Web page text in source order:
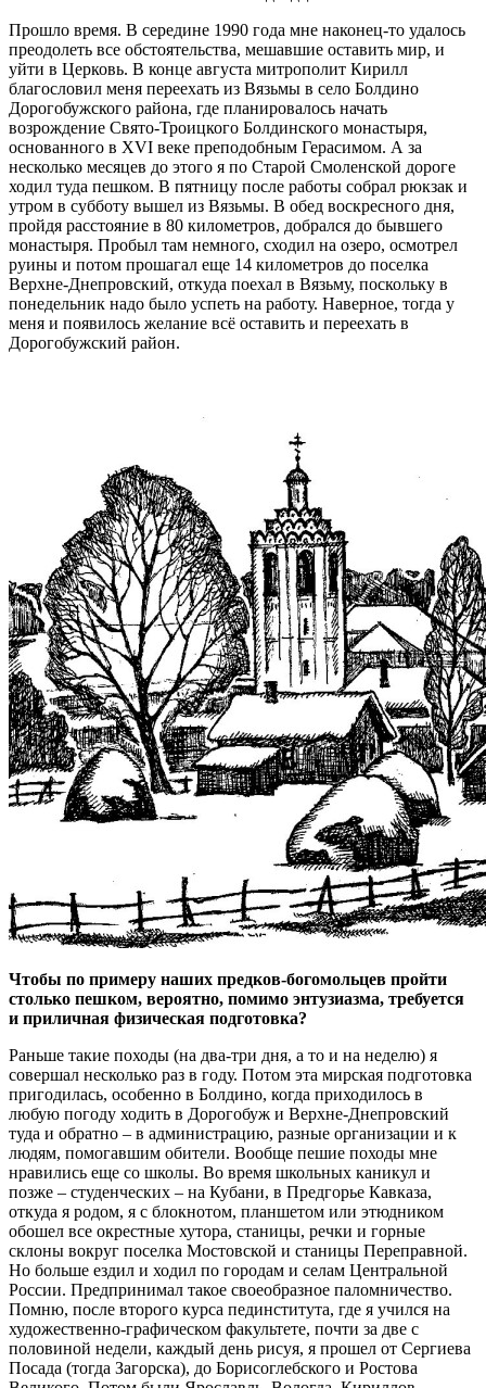
Прошло время. В середине 1990 года мне наконец-то удалось
преодолеть все обстоятельства, мешавшие оставить мир, и
уйти в Церковь. В конце августа митрополит Кирилл
благословил меня переехать из Вязьмы в село Болдино
Дорогобужского района, где планировалось начать
возрождение Свято-Троицкого Болдинского монастыря,
основанного в XVI веке преподобным Герасимом. А за
несколько месяцев до этого я по Старой Смоленской дороге
ходил туда пешком. В пятницу после работы собрал рюкзак и
утром в субботу вышел из Вязьмы. В обед воскресного дня,
пройдя расстояние в 80 километров, добрался до бывшего
монастыря. Пробыл там немного, сходил на озеро, осмотрел
руины и потом прошагал еще 14 километров до поселка
Верхне-Днепровский, откуда поехал в Вязьму, поскольку в
понедельник надо было успеть на работу. Наверное, тогда у
меня и появилось желание всё оставить и переехать в
Дорогобужский район.
Чтобы по примеру наших предков-богомольцев пройти
столько пешком, вероятно, помимо энтузиазма, требуется
и приличная физическая подготовка?
Раньше такие походы (на два-три дня, а то и на неделю) я
совершал несколько раз в году. Потом эта мирская подготовка
пригодилась, особенно в Болдино, когда приходилось в
любую погоду ходить в Дорогобуж и Верхне-Днепровский
туда и обратно – в администрацию, разные организации и к
людям, помогавшим обители. Вообще пешие походы мне
нравились еще со школы. Во время школьных каникул и
позже – студенческих – на Кубани, в Предгорье Кавказа,
откуда я родом, я с блокнотом, планшетом или этюдником
обошел все окрестные хутора, станицы, речки и горные
склоны вокруг поселка Мостовской и станицы Переправной.
Но больше ездил и ходил по городам и селам Центральной
России. Предпринимал такое своеобразное паломничество.
Помню, после второго курса пединститута, где я учился на
художественно-графическом факультете, почти за две с
половиной недели, каждый день рисуя, я прошел от Сергиева
Посада (тогда Загорска), до Борисоглебского и Ростова